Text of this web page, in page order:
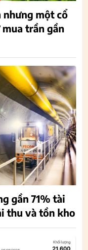
nhưng một cổ
trần gần
gần 71% tài
thu và tồn kho